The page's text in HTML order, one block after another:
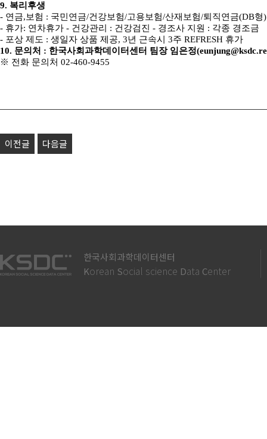
9. 복리후생
- 연금,보험 : 국민연금/건강보험/고용보험/산재보험/퇴직연금(DB형)
- 휴가: 연차휴가 - 건강관리 : 건강검진 - 경조사 지원 : 각종 경조금
- 포상 제도 : 생일자 상품 제공, 3년 근속시 3주 REFRESH 휴가
10. 문의처 : 한국사회과학데이터센터 팀장 임은정
※ 전화 문의처 02-460-9455
이전글 다음글
한국사회과학데이터센터
Korean Social science Data Center